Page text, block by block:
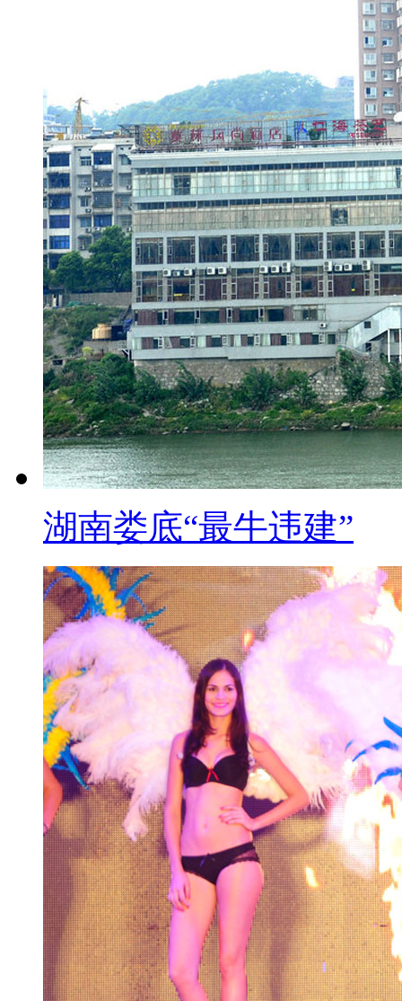
Arthur_Fong：为什么这么浮
自我学习、自我增值和增加修
绝对不只那16万元。
【口播】其实早就有教育专
与钱无关的价值，是难以量化
业对口率呈连年下降趋势，导
多。父母把辛苦挣来的钱供孩
步，真是父母、子女、企业之
进去书，并与企业更好地对接
三时事每日鲜
【口播】这几天来自全国各
近日，孙杨随浙江游泳队乘机抵
者，孙杨看似心情不错，大方
标题：孙杨与教练朱志根重
【解说】9月1日，参加中国
达沈阳桃仙机场，不久前获得
杨，一身与众不同的着装在队
教练张亚东向媒体表示，经过
于好。当媒体问到与朱志根再
【同期】奥运冠军 孙杨
现在反正都好，反正一切听
【解说】在机场外，朱志根
自己也没有对孙杨全运会的比
湖南娄底“最牛违建”